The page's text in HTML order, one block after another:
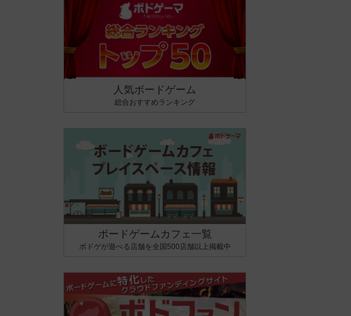
人気ボードゲーム
総合おすすめランキング
ボードゲームカフェ一覧
ボドゲが遊べる店舗を全国500店舗以上掲載中